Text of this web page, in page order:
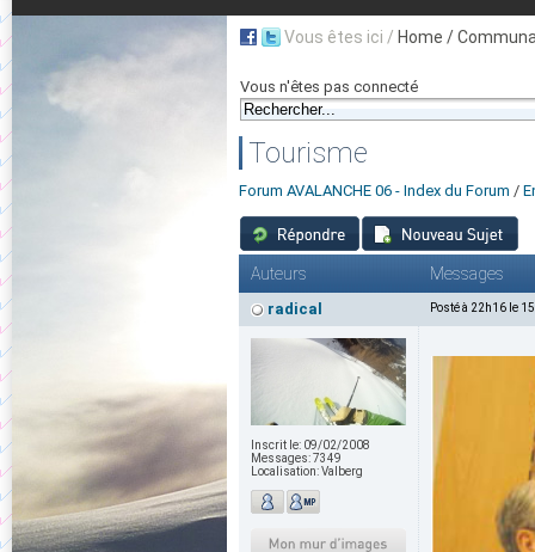
Vous êtes ici / Home /
Vous n'êtes pas connecté
Tourisme
Forum AVALANCHE 06 - Index du Forum /
Auteurs Messages
radical Posté à 22h16 le
Inscrit le: 09/02/2008
Messages:7349
Localisation:Valberg